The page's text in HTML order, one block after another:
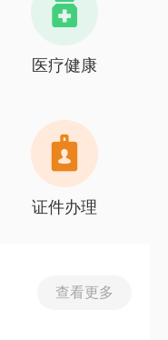
医疗健康
证件办理
查看更多